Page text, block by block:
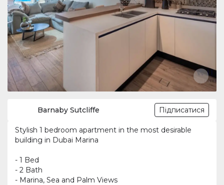
Barnaby Sutcliffe Підписатися
Stylish 1 bedroom apartment in the most desirable
building in Dubai Marina
- 1 Bed
- 2 Bath
- Marina, Sea and Palm Views